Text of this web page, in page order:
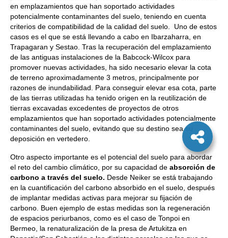
en emplazamientos que han soportado actividades
potencialmente contaminantes del suelo, teniendo en cuenta
criterios de compatibilidad de la calidad del suelo. Uno de estos
casos es el que se está llevando a cabo en Ibarzaharra, en
Trapagaran y Sestao. Tras la recuperación del emplazamiento
de las antiguas instalaciones de la Babcock-Wilcox para
promover nuevas actividades, ha sido necesario elevar la cota
de terreno aproximadamente 3 metros, principalmente por
razones de inundabilidad. Para conseguir elevar esa cota, parte
de las tierras utilizadas ha tenido origen en la reutilización de
tierras excavadas excedentes de proyectos de otros
emplazamientos que han soportado actividades potencialmente
contaminantes del suelo, evitando que su destino sea su
deposición en vertedero.
Otro aspecto importante es el potencial del suelo para abordar
el reto del cambio climático, por su capacidad de absorción de
carbono a través del suelo. Desde Neiker se está trabajando
en la cuantificación del carbono absorbido en el suelo, después
de implantar medidas activas para mejorar su fijación de
carbono. Buen ejemplo de estas medidas son la regeneración
de espacios periurbanos, como es el caso de Tonpoi en
Bermeo, la renaturalización de la presa de Artukitza en